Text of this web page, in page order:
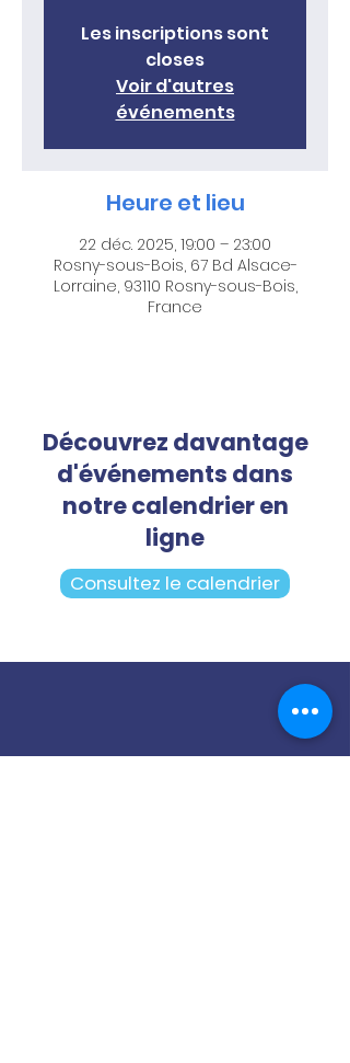
Les inscriptions sont
closes
Voir d'autres
événements
Heure et lieu
22 déc. 2025, 19:00 – 23:00
Rosny-sous-Bois, 67 Bd Alsace-
Lorraine, 93110 Rosny-sous-Bois,
France
Découvrez davantage
d'événements dans
notre calendrier en
ligne
Consultez le calendrier